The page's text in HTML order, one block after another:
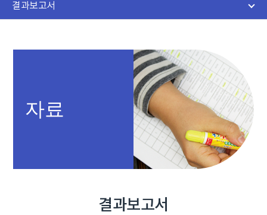
결과보고서
자료
결과보고서